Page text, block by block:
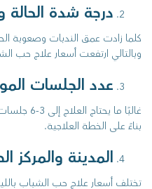
درجة شدة الحالة
كلما زادت عمق الندبات وصعوبة
وبالتالي ارتفعت أسعار علاج حب
عدد الجلسات
غالبًا ما
بناءً على الخطة العلاجية.
المدينة والمركز
تختلف أسعار علاج حب الشباب